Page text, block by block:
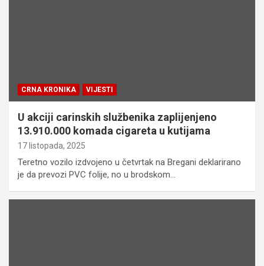
CRNA KRONIKA VIJESTI
U akciji carinskih službenika zaplijenjeno
13.910.000 komada cigareta u kutijama
17 listopada, 2025
Teretno vozilo izdvojeno u četvrtak na Bregani deklarirano
je da prevozi PVC folije, no u brodskom…